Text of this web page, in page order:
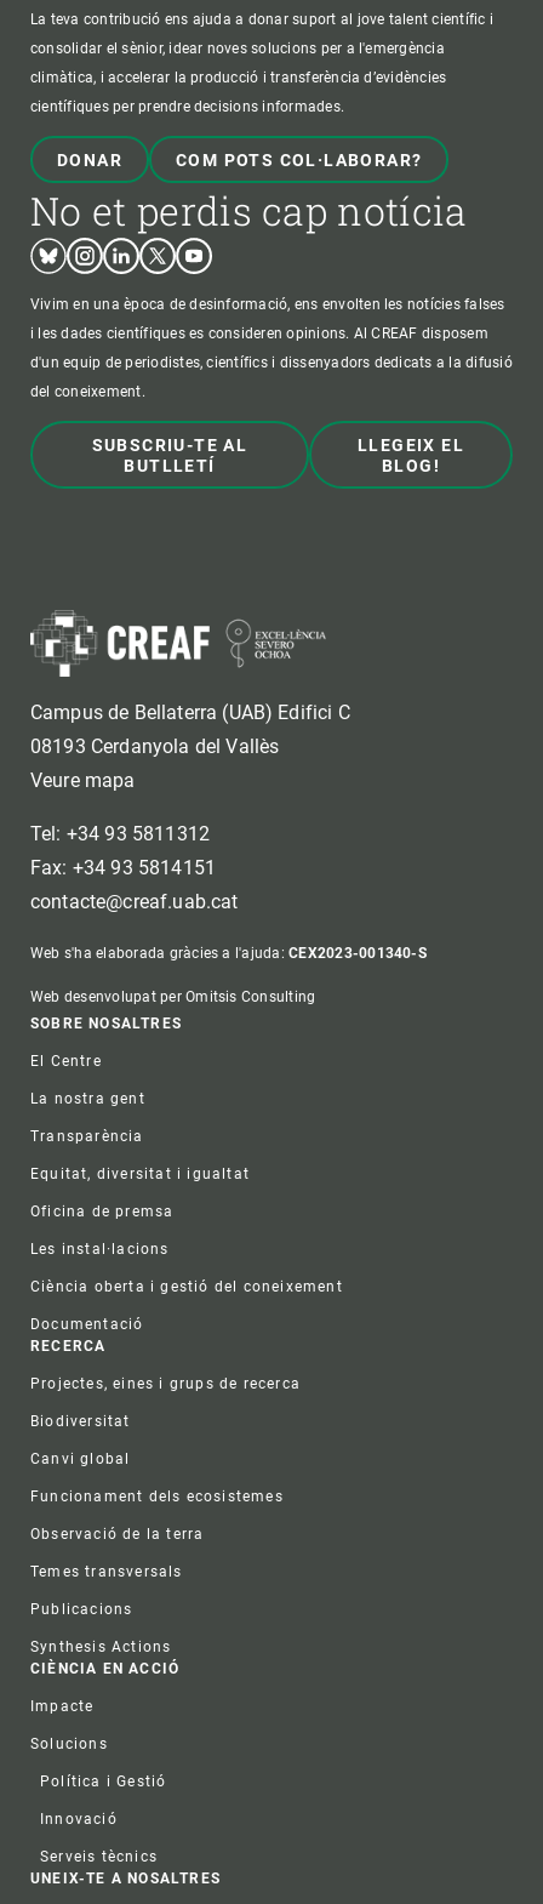
La teva contribució ens ajuda a donar suport al jove talent científic i
consolidar el sènior, idear noves solucions per a l'emergència
climàtica, i accelerar la producció i transferència d’evidències
científiques per prendre decisions informades.
DONAR COM POTS COL·LABORAR?
No et perdis cap notícia
BlueskyInstagram
LinkedinTwitterYoutube
Vivim en una època de desinformació, ens envolten les notícies falses
i les dades científiques es consideren opinions. Al CREAF disposem
d'un equip de periodistes, científics i dissenyadors dedicats a la difusió
del coneixement.
SUBSCRIU-TE AL
BUTLLETÍ
LLEGEIX EL
BLOG!
Campus de Bellaterra (UAB) Edifici C
08193 Cerdanyola del Vallès
Veure mapa
Tel: +34 93 5811312
Fax: +34 93 5814151
contacte@creaf.uab.cat
Web s'ha elaborada gràcies a l'ajuda:CEX2023-001340-S
Web desenvolupat per Omitsis Consulting
Footer
SOBRE NOSALTRES
El Centre
La nostra gent
Transparència
Equitat, diversitat i igualtat
Oficina de premsa
Les instal·lacions
Ciència oberta i gestió del coneixement
Documentació
RECERCA
Projectes, eines i grups de recerca
Biodiversitat
Canvi global
Funcionament dels ecosistemes
Observació de la terra
Temes transversals
Publicacions
Synthesis Actions
CIÈNCIA EN ACCIÓ
Impacte
Solucions
Política i Gestió
Innovació
Serveis tècnics
UNEIX-TE A NOSALTRES